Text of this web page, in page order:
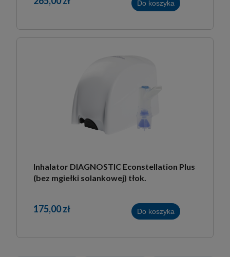
Do koszyka
Inhalator DIAGNOSTIC Econstellation Plus
(bez mgiełki solankowej) tłok.
175,00 zł Do koszyka